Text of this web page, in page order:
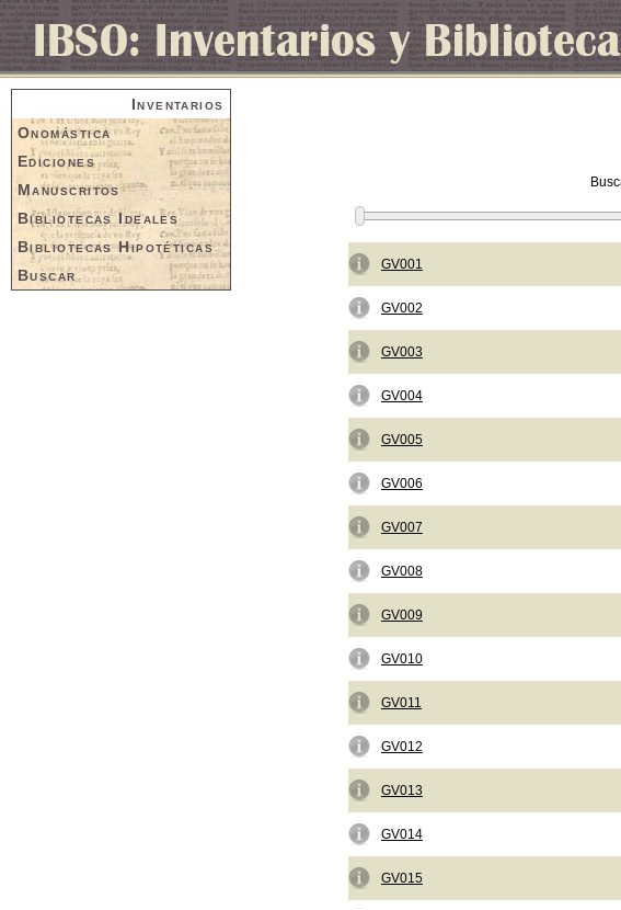
Inventarios
Onomástica
Ediciones
Manuscritos
Bibliotecas Ideales
Bibliotecas Hipotéticas
Buscar
GV001
GV002
GV003
GV004
GV005
GV006
GV007
GV008
GV009
GV010
GV011
GV012
GV013
GV014
GV015